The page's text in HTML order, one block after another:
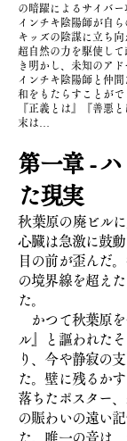
の暗躍によるサイバー
インチキ陰陽師が自
キッズの陰謀に立ち向
超自然の力を駆使して
き明かし、未知のアド
インチキ陰陽師と仲
和をもたらすことがで
『正義とは』『善悪
末は…
第一章 -
た現実
秋葉原の廃ビル
心臓は急激に鼓
目の前が歪んだ
の境界線を超え
た。
かつて秋葉原を
ル』と謳われた
り
、今や静寂の
た。壁に残るか
落ちたポスタ ー
の賑わいの遠い
た。唯一の音は